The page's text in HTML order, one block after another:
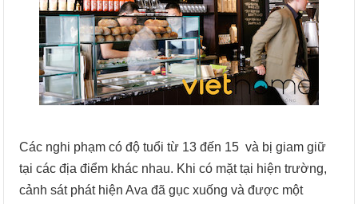
Các nghi phạm có độ tuổi từ 13 đến 15 và bị giam giữ
tại các địa điểm khác nhau. Khi có mặt tại hiện trường,
cảnh sát phát hiện Ava đã gục xuống và được một